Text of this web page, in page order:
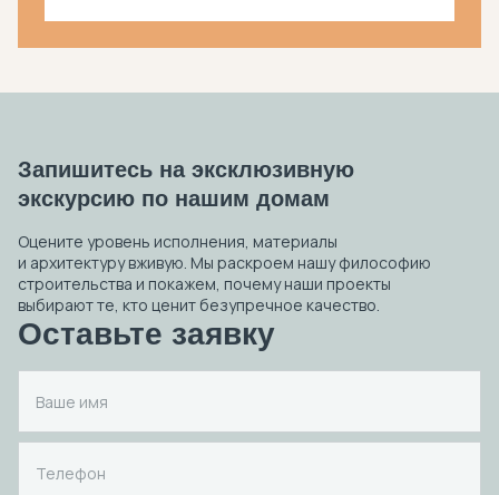
Оставьте заявку
Запишитесь на эксклюзивную
экскурсию по нашим домам
Оцените уровень исполнения, материалы
и архитектуру вживую. Мы раскроем нашу философию
строительства и покажем, почему наши проекты
выбирают те, кто ценит безупречное качество.